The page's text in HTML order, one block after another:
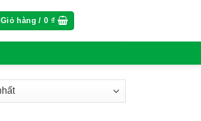
Giỏ hàng /0 ₫